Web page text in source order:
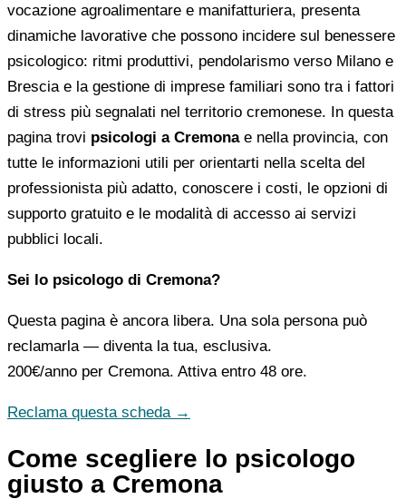
vocazione agroalimentare e manifatturiera, presenta
dinamiche lavorative che possono incidere sul benessere
psicologico: ritmi produttivi, pendolarismo verso Milano e
Brescia e la gestione di imprese familiari sono tra i fattori
di stress più segnalati nel territorio cremonese. In questa
pagina trovi psicologi a Cremonae nella provincia, con
tutte le informazioni utili per orientarti nella scelta del
professionista più adatto, conoscere i costi, le opzioni di
supporto gratuito e le modalità di accesso ai servizi
pubblici locali.
Sei lo psicologo di Cremona?
Questa pagina è ancora libera. Una sola persona può
reclamarla — diventa la tua, esclusiva.
200€/anno per Cremona. Attiva entro 48 ore.
Reclama questa scheda →
Come scegliere lo psicologo
giusto a Cremona